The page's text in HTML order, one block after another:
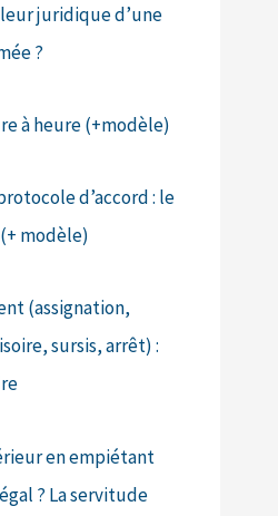
juridique d’une
?
à heure (+modèle)
d’accord : le
modèle)
(assignation,
sursis, arrêt) :
en empiétant
? La servitude